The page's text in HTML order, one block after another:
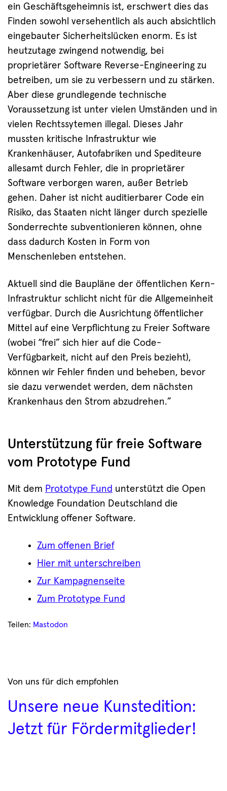
ein Geschäftsgeheimnis ist, erschwert dies das
Finden sowohl versehentlich als auch absichtlich
eingebauter Sicherheitslücken enorm. Es ist
heutzutage zwingend notwendig, bei
proprietärer Software Reverse-Engineering zu
betreiben, um sie zu verbessern und zu stärken.
Aber diese grundlegende technische
Voraussetzung ist unter vielen Umständen und in
vielen Rechtssytemen illegal. Dieses Jahr
mussten kritische Infrastruktur wie
Krankenhäuser, Autofabriken und Spediteure
allesamt durch Fehler, die in proprietärer
Software verborgen waren, außer Betrieb
gehen. Daher ist nicht auditierbarer Code ein
Risiko, das Staaten nicht länger durch spezielle
Sonderrechte subventionieren können, ohne
dass dadurch Kosten in Form von
Menschenleben entstehen.
Aktuell sind die Baupläne der öffentlichen Kern-
Infrastruktur schlicht nicht für die Allgemeinheit
verfügbar. Durch die Ausrichtung öffentlicher
Mittel auf eine Verpflichtung zu Freier Software
(wobei “frei” sich hier auf die Code-
Verfügbarkeit, nicht auf den Preis bezieht),
können wir Fehler finden und beheben, bevor
sie dazu verwendet werden, dem nächsten
Krankenhaus den Strom abzudrehen.”
Unterstützung für freie Software
vom Prototype Fund
Mit dem Prototype Fund unterstützt die Open
Knowledge Foundation Deutschland die
Entwicklung offener Software.
Zum offenen Brief
Hier mit unterschreiben
Zur Kampagnenseite
Zum Prototype Fund
Teilen: Mastodon
Von uns für dich empfohlen
Unsere neue Kunstedition:
Jetzt für Fördermitglieder!